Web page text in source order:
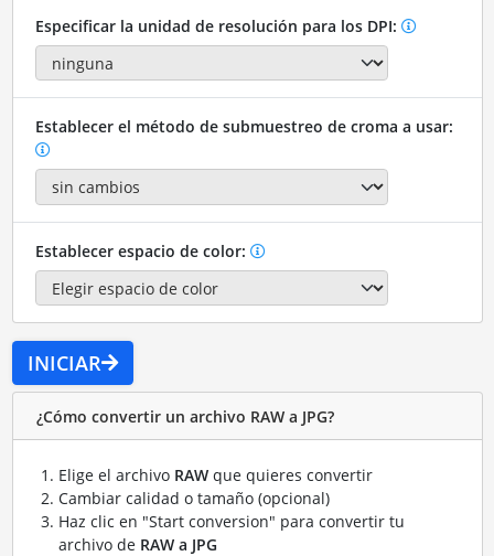
Especificar la unidad de resolución para los DPI:
Establecer el método de submuestreo de croma a usar:
Establecer espacio de color:
INICIAR
¿Cómo convertir un archivo RAW a JPG?
Elige el archivo RAWque quieres convertir
Cambiar calidad o tamaño (opcional)
Haz clic en "Start conversion" para convertir tu
archivo de RAW a JPG